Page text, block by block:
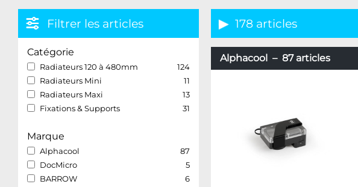
Filtrer les articles
Catégorie
Radiateurs 120 à 480mm
124
Radiateurs Mini
11
Radiateurs Maxi
13
Fixations & Supports
31
Marque
Alphacool
87
DocMicro
5
BARROW
6
178 articles
Alphacool – 87 articles